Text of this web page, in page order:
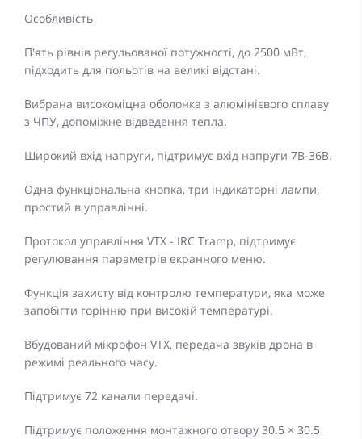
Особливість
П'ять рівнів регульованої потужності, до 2500 мВт,
підходить для польотів на великі відстані.
Вибрана високоміцна оболонка з алюмінієвого сплаву
з ЧПУ, допоміжне відведення тепла.
Широкий вхід напруги, підтримує вхід напруги 7В-36В.
Одна функціональна кнопка, три індикаторні лампи,
простий в управлінні.
Протокол управління VTX - IRC Tramp, підтримує
регулювання параметрів екранного меню.
Функція захисту від контролю температури, яка може
запобігти горінню при високій температурі.
Вбудований мікрофон VTX, передача звуків дрона в
режимі реального часу.
Підтримує 72 канали передачі.
Підтримує положення монтажного отвору 30.5 × 30.5